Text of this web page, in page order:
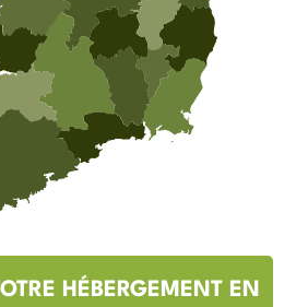
HÉBERGEMENT EN